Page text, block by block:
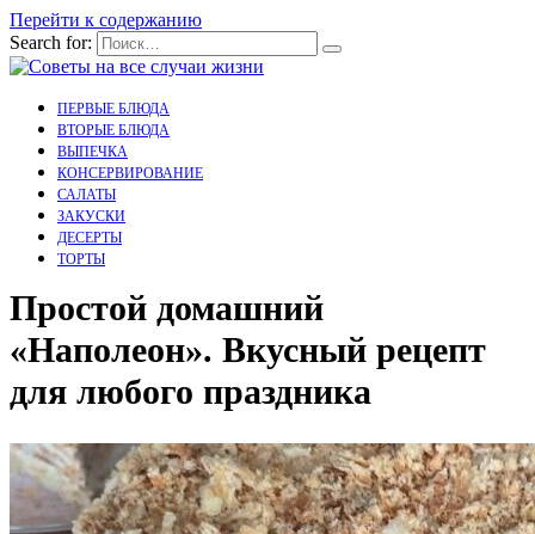
Перейти к содержанию
Search for:
ПЕРВЫЕ БЛЮДА
ВТОРЫЕ БЛЮДА
ВЫПЕЧКА
КОНСЕРВИРОВАНИЕ
САЛАТЫ
ЗАКУСКИ
ДЕСЕРТЫ
ТОРТЫ
Простой домашний
«Наполеон». Вкусный рецепт
для любого праздника